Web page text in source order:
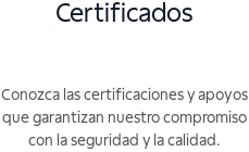
Certificados
Conozca las certificaciones y apoyos
que garantizan nuestro compromiso
con la seguridad y la calidad.